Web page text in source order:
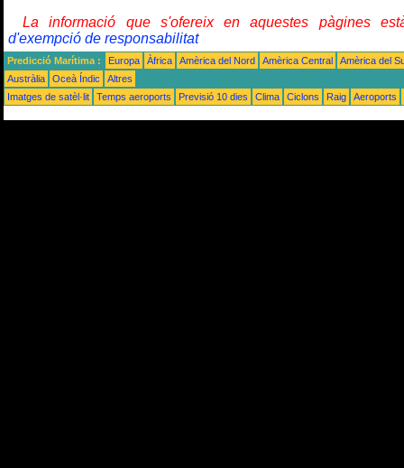
La informació que s'ofereix en aquestes pàgines
d'exempció de responsabilitat
Predicció Marítima : Europa Àfrica Amèrica del Nord Amèrica Central
Amèrica del
Austràlia
Oceà Índic
Altres
Imatges de satèl·lit
Temps aeroports Previsió 10 dies Clima Ciclons Raig Aeroports